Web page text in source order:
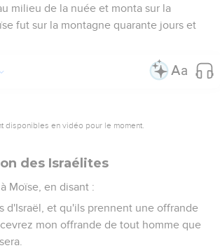
milieu de la nuée et monta sur la
fut sur la montagne quarante jours et
disponibles en vidéo pour le moment.
des Israélites
Moïse, en disant :
d'Israël, et qu'ils prennent une offrande
mon offrande de tout homme que